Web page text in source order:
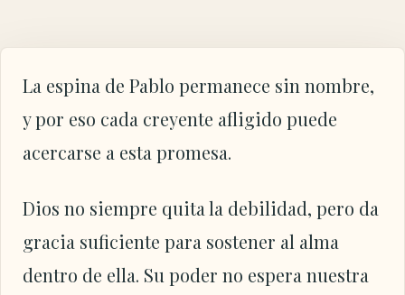
La espina de Pablo permanece sin nombre,
y por eso cada creyente afligido puede
acercarse a esta promesa.
Dios no siempre quita la debilidad, pero da
gracia suficiente para sostener al alma
dentro de ella. Su poder no espera nuestra